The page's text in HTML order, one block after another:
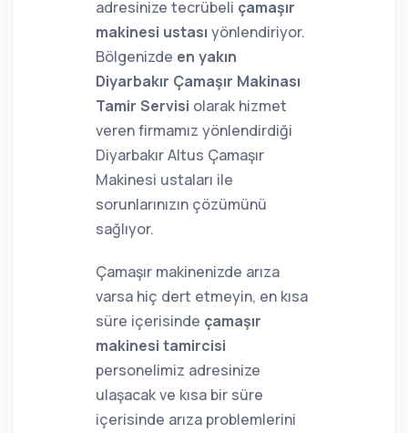
adresinize tecrübeli çamaşır
makinesi ustası yönlendiriyor.
Bölgenizde en yakın
Diyarbakır Çamaşır Makinası
Tamir Servisi olarak hizmet
veren firmamız yönlendirdiği
Diyarbakır Altus Çamaşır
Makinesi ustaları ile
sorunlarınızın çözümünü
sağlıyor.
Çamaşır makinenizde arıza
varsa hiç dert etmeyin, en kısa
süre içerisinde çamaşır
makinesi tamircisi
personelimiz adresinize
ulaşacak ve kısa bir süre
içerisinde arıza problemlerini